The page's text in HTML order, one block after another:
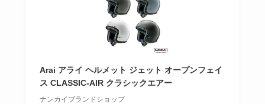
Arai アライ ヘルメット ジェット オープンフェイ
ス CLASSIC-AIR クラシックエアー
ナンカイブランドショップ